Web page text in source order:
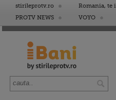
stirileprotv.ro Romania, te
PROTV NEWS
VOYO